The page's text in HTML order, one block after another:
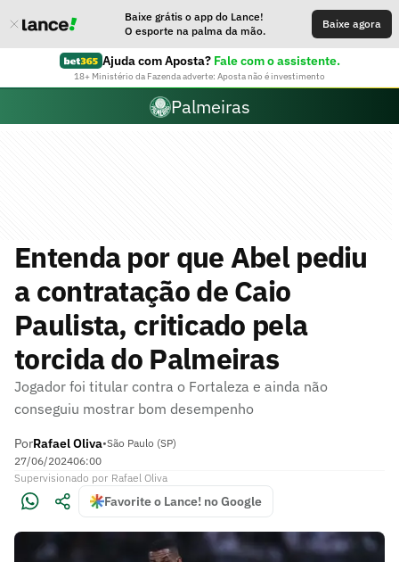
Baixe grátis o app do Lance!
O esporte na palma da mão.
Baixe agora
Ajuda com Aposta? Fale com o assistente.
18+ Ministério da Fazenda adverte: Aposta não é investimento
Palmeiras
Entenda por que Abel pediu
a contratação de Caio
Paulista, criticado pela
torcida do Palmeiras
Jogador foi titular contra o Fortaleza e ainda não
conseguiu mostrar bom desempenho
PorRafael Oliva•São Paulo (SP)
27/06/202406:00
Supervisionado por Rafael Oliva
Favorite o Lance! no Google